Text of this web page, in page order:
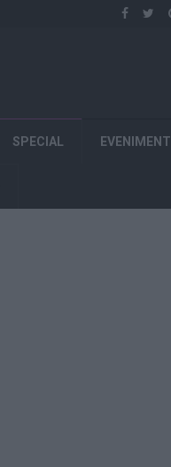
SPECIAL EVENIMENT